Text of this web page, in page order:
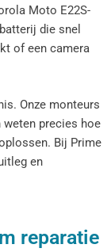
Moto E22S-
die snel
of een camera
Onze monteurs
precies hoe
Bij Prime
en
reparatie